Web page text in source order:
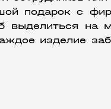
подарок с
выделиться на
изделие